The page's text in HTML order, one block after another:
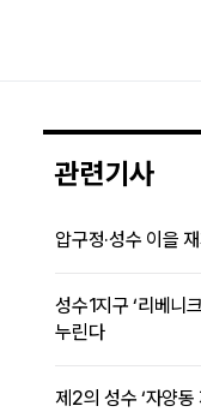
관련기사
압구정·성수 이을
성수1지구 ‘리베니
누린다
제2의 성수 ‘자양동